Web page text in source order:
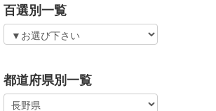
百選別一覧
都道府県別一覧